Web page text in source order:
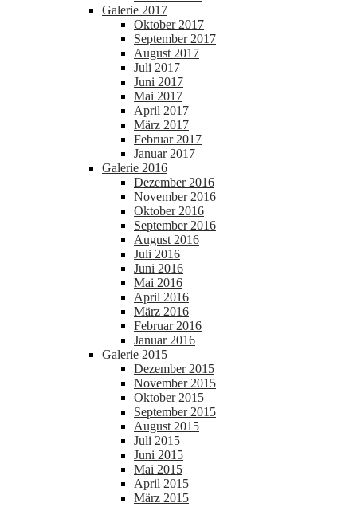
Galerie 2017
Oktober 2017
September 2017
August 2017
Juli 2017
Juni 2017
Mai 2017
April 2017
März 2017
Februar 2017
Januar 2017
Galerie 2016
Dezember 2016
November 2016
Oktober 2016
September 2016
August 2016
Juli 2016
Juni 2016
Mai 2016
April 2016
März 2016
Februar 2016
Januar 2016
Galerie 2015
Dezember 2015
November 2015
Oktober 2015
September 2015
August 2015
Juli 2015
Juni 2015
Mai 2015
April 2015
März 2015